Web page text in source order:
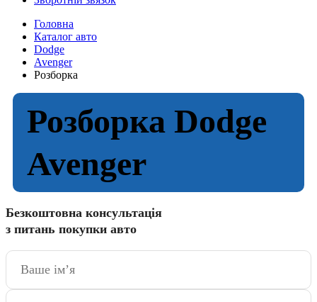
Головна
Каталог авто
Dodge
Avenger
Розборка
Розборка Dodge
Avenger
Безкоштовна консультація
з питань покупки авто